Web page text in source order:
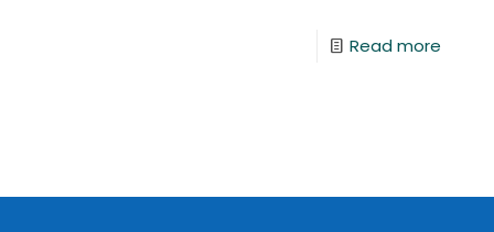
Read more